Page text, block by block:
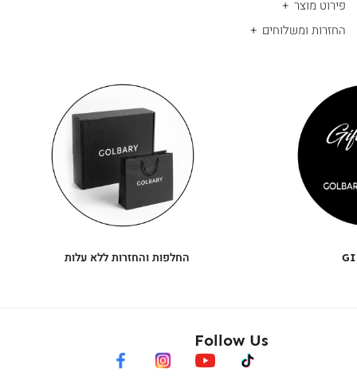
פירוט מוצר
החזרות ומשלוחים
תומך
מכירה
עיגולים
(4)
החלפות והחזרות ללא עלות
Follow Us
facebook instagram youtube tiktok